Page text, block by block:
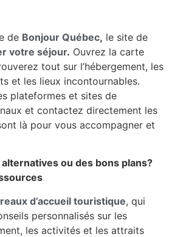
de Bonjour Québec, le site de
votre séjour. Ouvrez la carte
tout sur l’hébergement, les
et les lieux incontournables.
plateformes et sites de
et contactez directement les
là pour vous accompagner et
ou des bons plans?
d’accueil touristique, qui
personnalisés sur les
les activités et les attraits